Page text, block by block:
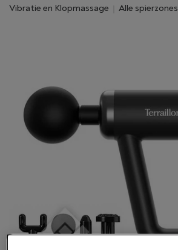
Vibratie en Klopmassage Alle spierzones